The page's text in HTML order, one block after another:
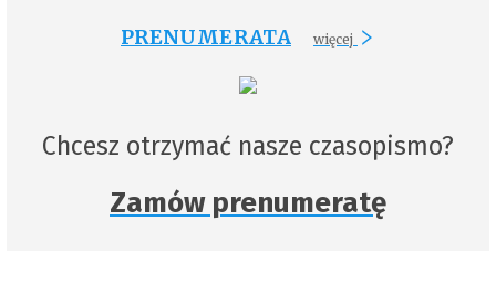
PRENUMERATA więcej
Chcesz otrzymać nasze czasopismo?
Zamów prenumeratę